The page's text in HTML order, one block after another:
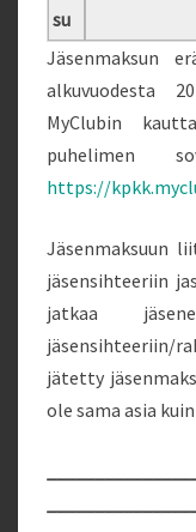
su
Jäsenmaksun
alkuvuodesta
MyClubin
puhelimen
https://
Jäsenmaksuun
jäsensihteeriin
jatkaa
jätetty
ole sama asia